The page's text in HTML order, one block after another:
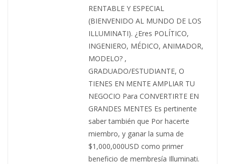
RENTABLE Y ESPECIAL
(BIENVENIDO AL MUNDO DE LOS
ILLUMINATI). ¿Eres POLÍTICO,
INGENIERO, MÉDICO, ANIMADOR,
MODELO? ,
GRADUADO/ESTUDIANTE, O
TIENES EN MENTE AMPLIAR TU
NEGOCIO Para CONVERTIRTE EN
GRANDES MENTES Es pertinente
saber también que Por hacerte
miembro, y ganar la suma de
$1,000,000USD como primer
beneficio de membresía Illuminati.